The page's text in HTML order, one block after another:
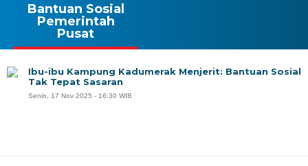
Bantuan Sosial
Pemerintah
Pusat
Ibu-ibu Kampung Kadumerak Menjerit: Bantuan Sosial
Tak Tepat Sasaran
Senin, 17 Nov 2025 - 16:30 WIB